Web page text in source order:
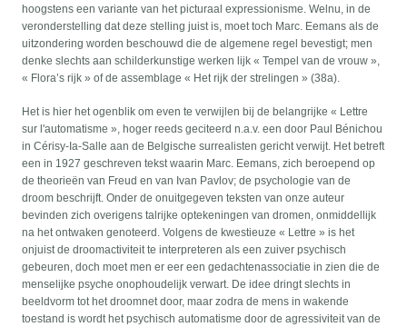
hoogstens een variante van het picturaal expressionisme. Welnu, in de
veronderstelling dat deze stelling juist is, moet toch Marc. Eemans als de
uitzondering worden beschouwd die de algemene regel bevestigt; men
denke slechts aan schilderkunstige werken lijk « Tempel van de vrouw »,
« Flora’s rijk » of de assemblage « Het rijk der strelingen » (38a).
Het is hier het ogenblik om even te verwijlen bij de belangrijke « Lettre
sur l'automatisme », hoger reeds geciteerd n.a.v. een door Paul Bénichou
in Cérisy-Ia-Salle aan de Belgische surrealisten gericht verwijt. Het betreft
een in 1927 geschreven tekst waarin Marc. Eemans, zich beroepend op
de theorieën van Freud en van Ivan Pavlov; de psychologie van de
droom beschrijft. Onder de onuitgegeven teksten van onze auteur
bevinden zich overigens talrijke optekeningen van dromen, onmiddellijk
na het ontwaken genoteerd. Volgens de kwestieuze « Lettre » is het
onjuist de droomactiviteit te interpreteren als een zuiver psychisch
gebeuren, doch moet men er eer een gedachtenassociatie in zien die de
menselijke psyche onophoudelijk verwart. De idee dringt slechts in
beeldvorm tot het droomnet door, maar zodra de mens in wakende
toestand is wordt het psychisch automatisme door de agressiviteit van de